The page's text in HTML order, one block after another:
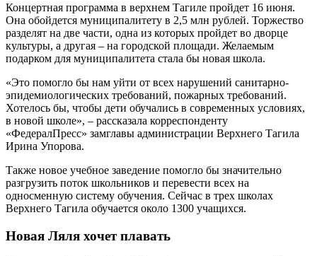
Концертная программа в верхнем Тагиле пройдет 16 июня.
Она обойдется муниципалитету в 2,5 млн рублей. Торжество
разделят на две части, одна из которых пройдет во дворце
культуры, а другая – на городской площади. Желаемым
подарком для муниципалитета стала бы новая школа.
«Это помогло бы нам уйти от всех нарушений санитарно-
эпидемиологических требований, пожарных требований.
Хотелось бы, чтобы дети обучались в современных условиях,
в новой школе», – рассказала корреспонденту
«ФедералПресс» замглавы администрации Верхнего Тагила
Ирина Упорова.
Также новое учебное заведение помогло бы значительно
разгрузить поток школьников и перевести всех на
односменную систему обучения. Сейчас в трех школах
Верхнего Тагила обучается около 1300 учащихся.
Новая Ляля хочет плавать